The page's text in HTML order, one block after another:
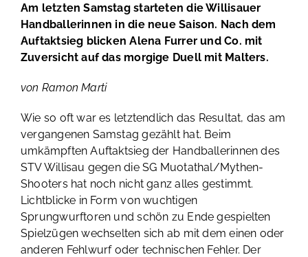
Am letzten Samstag starteten die Willisauer
Handballerinnen in die neue Saison. Nach dem
Auftaktsieg blicken Alena Furrer und Co. mit
Zuversicht auf das morgige Duell mit Malters.
von Ramon Marti
Wie so oft war es letztendlich das Resultat, das am
vergangenen Samstag gezählt hat. Beim
umkämpften Auftaktsieg der Handballerinnen des
STV Willisau gegen die SG Muotathal/Mythen-
Shooters hat noch nicht ganz alles gestimmt.
Lichtblicke in Form von wuchtigen
Sprungwurftoren und schön zu Ende gespielten
Spielzügen wechselten sich ab mit dem einen oder
anderen Fehlwurf oder technischen Fehler. Der